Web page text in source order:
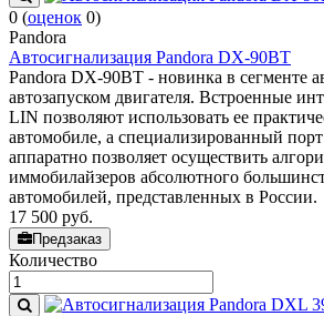
0 (оценок 0)
Pandora
Автосигнализация Pandora DX-90BT
Pandora DX-90BT - новинка в сегменте
автозапуском двигателя. Встроенные
LIN позволяют использовать ее
автомобиле, а специализированный
аппаратно позволяет осуществить
иммобилайзеров абсолютного
автомобилей, представленных в России.
17 500 руб.
Предзаказ
Количество